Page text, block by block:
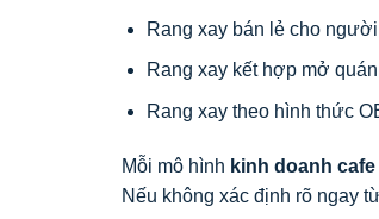
Rang xay bán lẻ cho
Rang xay kết hợp mở
Rang xay theo hình thức
Mỗi mô hình kinh doanh
Nếu không xác định rõ ngay